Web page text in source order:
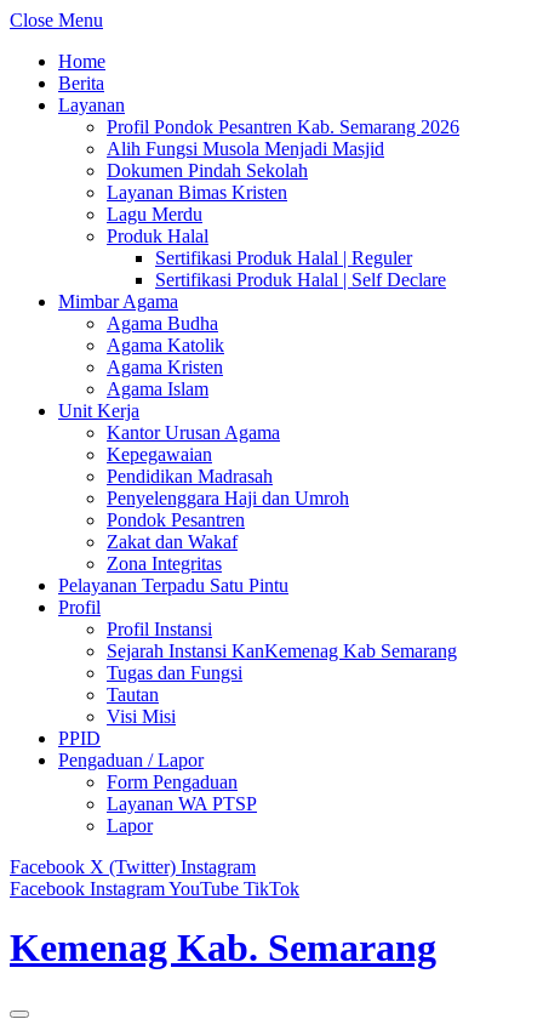
Close Menu
Home
Berita
Layanan
Profil Pondok Pesantren Kab. Semarang 2026
Alih Fungsi Musola Menjadi Masjid
Dokumen Pindah Sekolah
Layanan Bimas Kristen
Lagu Merdu
Produk Halal
Sertifikasi Produk Halal | Reguler
Sertifikasi Produk Halal | Self Declare
Mimbar Agama
Agama Budha
Agama Katolik
Agama Kristen
Agama Islam
Unit Kerja
Kantor Urusan Agama
Kepegawaian
Pendidikan Madrasah
Penyelenggara Haji dan Umroh
Pondok Pesantren
Zakat dan Wakaf
Zona Integritas
Pelayanan Terpadu Satu Pintu
Profil
Profil Instansi
Sejarah Instansi KanKemenag Kab Semarang
Tugas dan Fungsi
Tautan
Visi Misi
PPID
Pengaduan / Lapor
Form Pengaduan
Layanan WA PTSP
Lapor
Facebook X (Twitter) Instagram
Facebook InstagramYouTube TikTok
Kemenag Kab. Semarang